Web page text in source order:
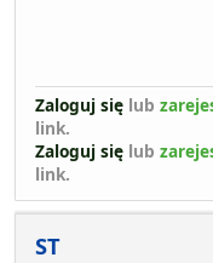
Zaloguj się lub
link.
Zaloguj się lub
link.
ST